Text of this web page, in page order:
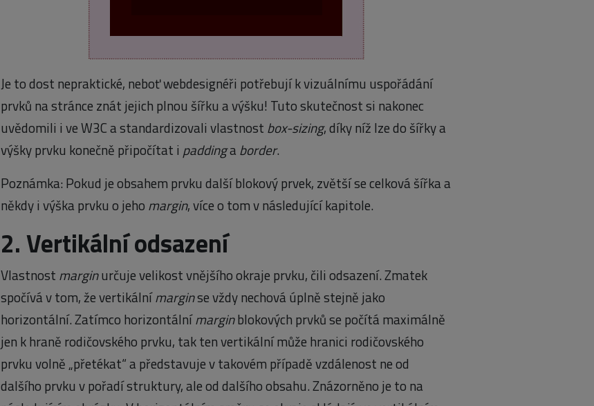
Je to dost nepraktické, neboť webdesignéři potřebují k vizuálnímu uspořádání
prvků na stránce znát jejich plnou šířku a výšku! Tuto skutečnost si nakonec
uvědomili i ve W3C a standardizovali vlastnost box-sizing, díky níž lze do šířky a
výšky prvku konečně připočítat i paddinga border.
Poznámka: Pokud je obsahem prvku další blokový prvek, zvětší se celková šířka a
někdy i výška prvku o jeho margin, více o tom v následující kapitole.
2. Vertikální odsazení
Vlastnost marginurčuje velikost vnějšího okraje prvku, čili odsazení. Zmatek
spočívá v tom, že vertikálnímarginse vždy nechová úplně stejně jako
horizontální. Zatímco horizontálnímarginblokových prvků se počítá maximálně
jen k hraně rodičovského prvku, tak ten vertikální může hranici rodičovského
prvku volně „přetékat“ a představuje v takovém případě vzdálenost ne od
dalšího prvku v pořadí struktury, ale od dalšího obsahu. Znázorněno je to na